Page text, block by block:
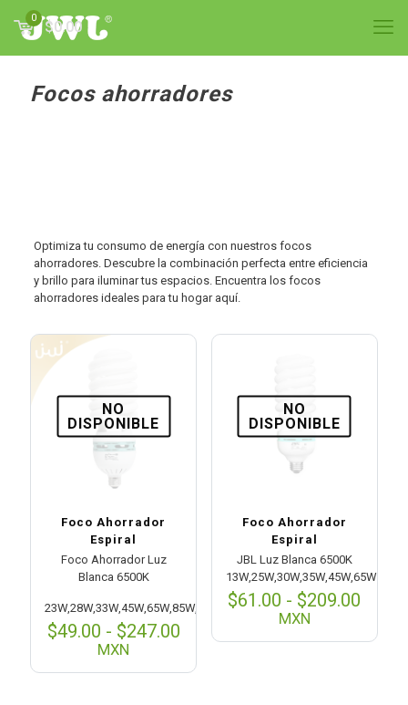
0
$0.00
Focos ahorradores
Optimiza tu consumo de energía con nuestros focos
ahorradores. Descubre la combinación perfecta entre eficiencia
y brillo para iluminar tus espacios. Encuentra los focos
ahorradores ideales para tu hogar aquí.
NO
DISPONIBLE
Foco Ahorrador
Espiral
Foco Ahorrador Luz
Blanca 6500K
23W,28W,33W,45W,65W,85W,105W,135W
$49.00 - $247.00Rango
precios:
MXN
NO
DISPONIBLE
Foco Ahorrador
Espiral
JBL Luz Blanca 6500K
13W,25W,30W,35W,45W,65W
$61.00 - $209.00
MXN